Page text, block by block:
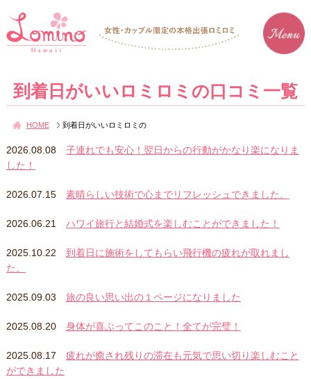
到着日がいいロミロミの口コミ一覧
HOME 到着日がいいロミロミの
2026.08.08
子連れでも安心！翌日からの行動がかなり楽になりま
した！
2026.07.15 素晴らしい技術で心までリフレッシュできました。
2026.06.21 ハワイ旅行と結婚式を楽しむことができました！
2025.10.22
到着日に施術をしてもらい飛行機の疲れが取れまし
た。
2025.09.03 旅の良い思い出の１ページになりました
2025.08.20 身体が喜ぶってこのこと！全てが完璧！
2025.08.17
疲れが癒され残りの滞在も元気で思い切り楽しむこと
ができました